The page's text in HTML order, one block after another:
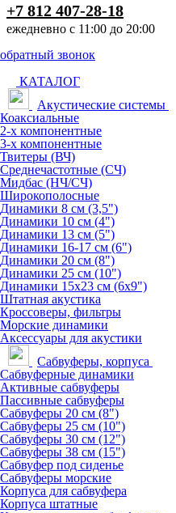
+7 812 407-28-18
ежедневно с 11:00 до 20:00
обратный звонок
КАТАЛОГ
Акустические системы
Коаксиальные
2-х компонентные
3-х компонентные
Твитеры (ВЧ)
Среднечастотные (СЧ)
Мидбас (НЧ/СЧ)
Широкополосные
Динамики 8 см (3,5")
Динамики 10 см (4")
Динамики 13 см (5")
Динамики 16-17 см (6")
Динамики 20 см (8")
Динамики 25 см (10")
Динамики 15х23 см (6х9")
Штатная акустика
Кроссоверы, фильтры
Морские динамики
Аксессуары для акустики
Сабвуферы, корпуса
Сабвуферные динамики
Активные сабвуферы
Пассивные сабвуферы
Сабвуферы 20 см (8")
Сабвуферы 25 см (10")
Сабвуферы 30 см (12")
Сабвуферы 38 см (15")
Сабвуфер под сиденье
Сабвуферы морские
Корпуса для сабвуфера
Корпуса штатные